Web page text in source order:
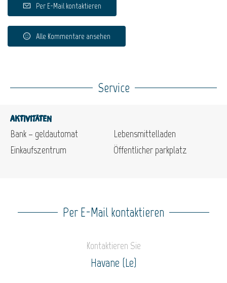
Per E-Mail kontaktieren
Alle Kommentare ansehen
Service
Aktivitäten
Bank – geldautomat
Einkaufszentrum
Lebensmittelladen
Öffentlicher parkplatz
Per E-Mail kontaktieren
Kontaktieren Sie
Havane (Le)